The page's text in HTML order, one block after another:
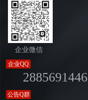
企业微信
企业QQ
2885691446
公告Q群